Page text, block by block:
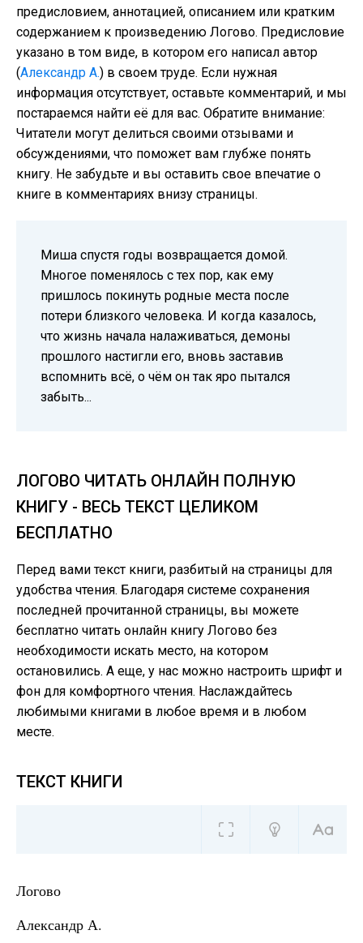
предисловием, аннотацией, описанием или кратким
содержанием к произведению Логово. Предисловие
указано в том виде, в котором его написал автор
(Александр А.) в своем труде. Если нужная
информация отсутствует, оставьте комментарий, и мы
постараемся найти её для вас. Обратите внимание:
Читатели могут делиться своими отзывами и
обсуждениями, что поможет вам глубже понять
книгу. Не забудьте и вы оставить свое впечатие о
книге в комментариях внизу страницы.
Миша спустя годы возвращается домой.
Многое поменялось с тех пор, как ему
пришлось покинуть родные места после
потери близкого человека. И когда казалось,
что жизнь начала налаживаться, демоны
прошлого настигли его, вновь заставив
вспомнить всё, о чём он так яро пытался
забыть...
ЛОГОВО ЧИТАТЬ ОНЛАЙН ПОЛНУЮ
КНИГУ - ВЕСЬ ТЕКСТ ЦЕЛИКОМ
БЕСПЛАТНО
Перед вами текст книги, разбитый на страницы для
удобства чтения. Благодаря системе сохранения
последней прочитанной страницы, вы можете
бесплатно читать онлайн книгу Логово без
необходимости искать место, на котором
остановились. А еще, у нас можно настроить шрифт и
фон для комфортного чтения. Наслаждайтесь
любимыми книгами в любое время и в любом
месте.
ТЕКСТ КНИГИ
Логово
Александр А.